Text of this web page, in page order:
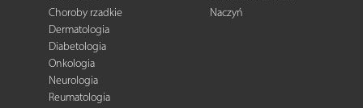
Choroby rzadkie
Dermatologia
Diabetologia
Onkologia
Neurologia
Reumatologia
Naczyń